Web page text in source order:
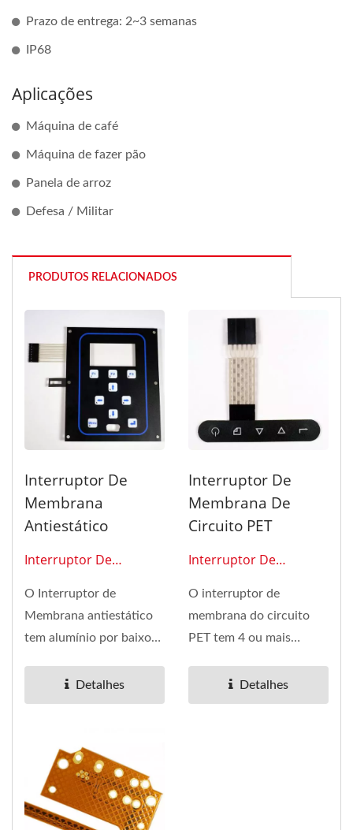
Prazo de entrega: 2~3 semanas
IP68
Aplicações
Máquina de café
Máquina de fazer pão
Panela de arroz
Defesa / Militar
PRODUTOS RELACIONADOS
Interruptor De
Membrana
Antiestático
Interruptor De
O Interruptor de
Membrana antiestático
tem alumínio por baixo
camada...
Detalhes
Interruptor De
Membrana De
Circuito PET
Interruptor De
O interruptor de
membrana do circuito
PET tem 4 ou mais
superior deste teclado...
Detalhes